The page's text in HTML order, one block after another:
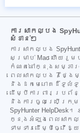
ការសាកល្បង
សំខាន់ៗ
ការសាកល្បង
សម្រាប់ Mac ហើយ
កំណត់នៅក្នុងសម្ភា
ពេលសាកល្បង 7 ថ្ង
និងដកមេរោគដ៏ទូលំ
ដើម្បីការពារប្រព័
និងការចូលប្រើក្រុម
SpyHunter
ក្នុងអំឡុងពេលសាកល្ប
ទាមទារដើម្បីធ្វើ